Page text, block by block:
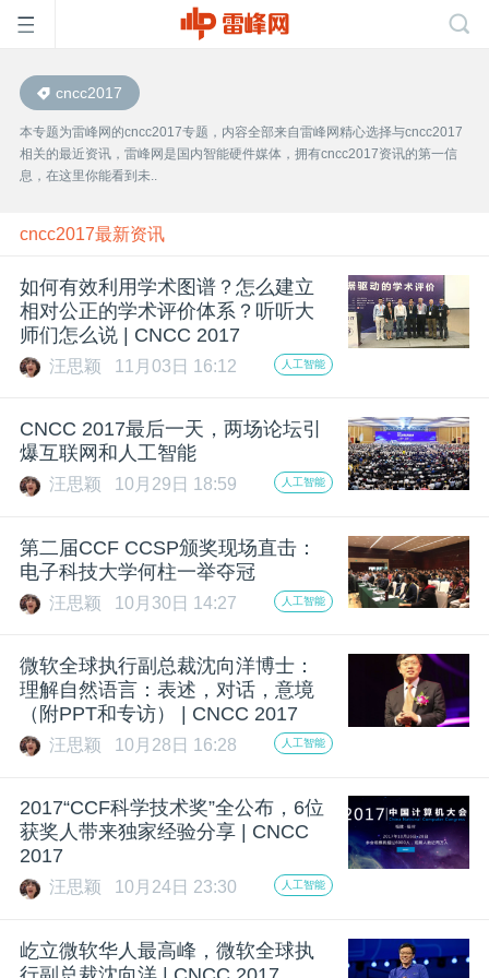
首
页
雷
峰
网
公
开
课
动
中
心
GAIR
专
cncc2017
本专题为雷峰网的cncc2017专题，内容全部来自雷峰网精心选择与cncc2017
相关的最近资讯，雷峰网是国内智能硬件媒体，拥有cncc2017资讯的第一信
息，在这里你能看到未..
cncc2017最新资讯
如何有效利用学术图谱？怎么建立
相对公正的学术评价体系？听听大
师们怎么说 | CNCC 2017
汪思颖 11月03日 16:12 人工智能
CNCC 2017最后一天，两场论坛引
爆互联网和人工智能
汪思颖 10月29日 18:59 人工智能
第二届CCF CCSP颁奖现场直击：
电子科技大学何柱一举夺冠
汪思颖 10月30日 14:27 人工智能
微软全球执行副总裁沈向洋博士：
理解自然语言：表述，对话，意境
（附PPT和专访） | CNCC 2017
汪思颖 10月28日 16:28 人工智能
2017“CCF科学技术奖”全公布，6位
获奖人带来独家经验分享 | CNCC
2017
汪思颖 10月24日 23:30 人工智能
屹立微软华人最高峰，微软全球执